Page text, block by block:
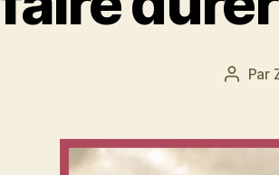
Auteur
Par